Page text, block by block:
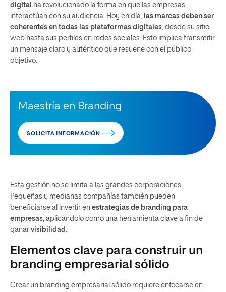
digital
ha revolucionado la forma en que las empresas
interactúan con su audiencia. Hoy en día,
las marcas deben ser
coherentes en todas las plataformas digitales , desde su sitio
web hasta sus perfiles en redes sociales. Esto implica transmitir
un mensaje claro y auténtico que resuene con el público
objetivo.
Maestría en Branding
SOLICITA INFORMACIÓN
Esta gestión no se limita a las grandes corporaciones.
Pequeñas y medianas compañías también pueden
beneficiarse al invertir en estrategias de branding para
empresas , aplicándolo como una herramienta clave a fin de
ganar visibilidad
Elementos clave para construir un
branding empresarial sólido
Crear un branding empresarial sólido requiere enfocarse en